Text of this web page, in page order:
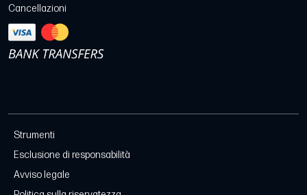
Cancellazioni
Strumenti
Esclusione di responsabilità
Avviso legale